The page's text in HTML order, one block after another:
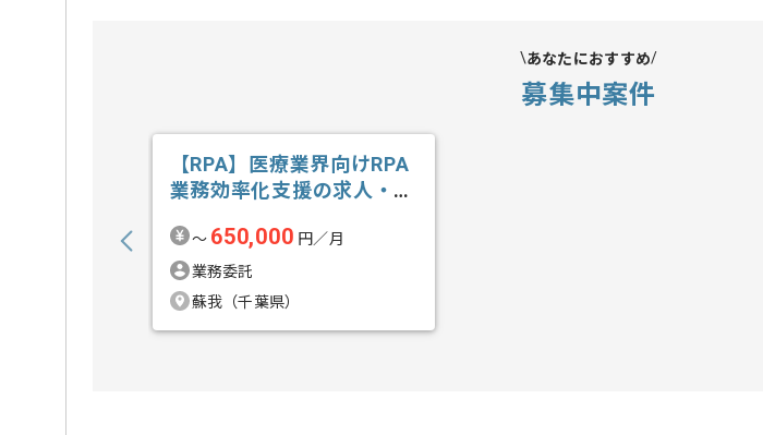
あなたにおすすめ
募集中案件
【RPA】医療業界向けRPA
業務効率化支援の求人・案
〜 650,000 円／月
業務委託
蘇我（千葉県）